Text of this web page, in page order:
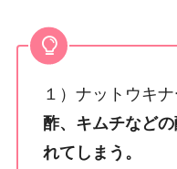
１）ナットウキ
酢、キムチなど
れてしまう。